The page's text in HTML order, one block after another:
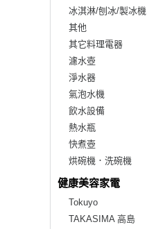
冰淇淋/刨冰/製冰機
其他
其它料理電器
濾水壺
淨水器
氣泡水機
飲水設備
熱水瓶
快煮壺
烘碗機．洗碗機
健康美容家電
Tokuyo
TAKASIMA 高島